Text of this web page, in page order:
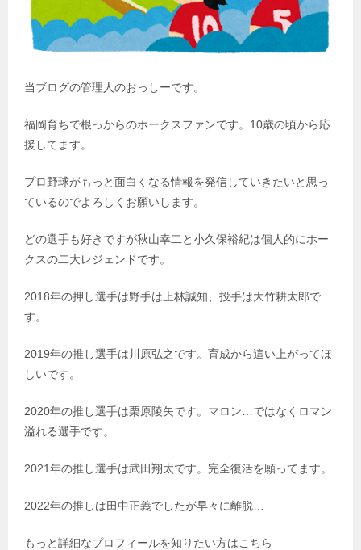
当ブログの管理人のおっしーです。
福岡育ちで根っからのホークスファンです。10歳の頃から応
援してます。
プロ野球がもっと面白くなる情報を発信していきたいと思っ
ているのでよろしくお願いします。
どの選手も好きですが秋山幸二と小久保裕紀は個人的にホー
クスの二大レジェンドです。
2018年の押し選手は野手は上林誠知、投手は大竹耕太郎で
す。
2019年の推し選手は川原弘之です。育成から這い上がってほ
しいです。
2020年の推し選手は栗原陵矢です。マロン…ではなくロマン
溢れる選手です。
2021年の推し選手は武田翔太です。完全復活を願ってます。
2022年の推しは田中正義でしたが早々に離脱…
もっと詳細なプロフィールを知りたい方はこちら